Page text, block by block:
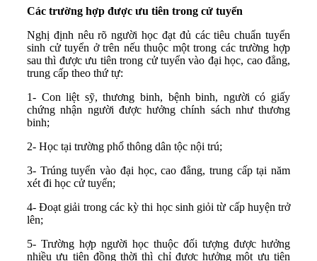
Các trường hợp được ưu tiên trong cử tuyển
Nghị định nêu rõ người học đạt đủ các tiêu chuẩn tuyển
sinh cử tuyển ở trên nếu thuộc một trong các trường hợp
sau thì được ưu tiên trong cử tuyển vào đại học, cao đẳng,
trung cấp theo thứ tự:
1- Con liệt sỹ, thương binh, bệnh binh, người có giấy
chứng nhận người được hưởng chính sách như thương
binh;
2- Học tại trường phổ thông dân tộc nội trú;
3- Trúng tuyển vào đại học, cao đẳng, trung cấp tại năm
xét đi học cử tuyển;
4- Đoạt giải trong các kỳ thi học sinh giỏi từ cấp huyện trở
lên;
5- Trường hợp người học thuộc đối tượng được hưởng
nhiều ưu tiên đồng thời thì chỉ được hưởng một ưu tiên